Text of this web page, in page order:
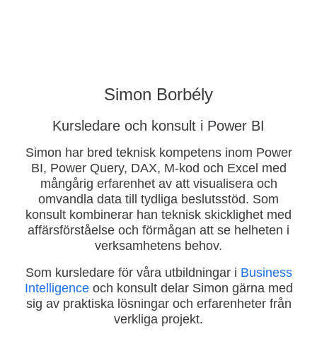
Simon Borbély
Kursledare och konsult i Power BI
Simon har bred teknisk kompetens inom Power
BI, Power Query, DAX, M-kod och Excel med
mångårig erfarenhet av att visualisera och
omvandla data till tydliga beslutsstöd. Som
konsult kombinerar han teknisk skicklighet med
affärsförståelse och förmågan att se helheten i
verksamhetens behov.
Som kursledare för våra utbildningar i Business
Intelligenceoch konsult delar Simon gärna med
sig av praktiska lösningar och erfarenheter från
verkliga projekt.